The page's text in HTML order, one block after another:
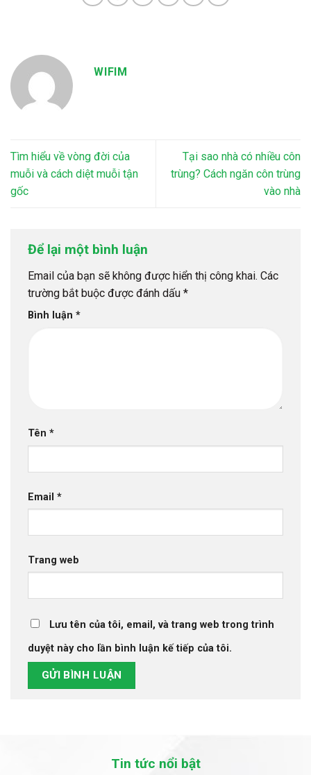
WIFIM
Tìm hiểu về vòng đời của
muỗi và cách diệt muỗi tận
gốc
Tại sao nhà có nhiều côn
trùng? Cách ngăn côn trùng
vào nhà
Để lại một bình luận
Email của bạn sẽ không được hiển thị công khai. Các
trường bắt buộc được đánh dấu *
Bình luận *
Tên *
Email *
Trang web
Lưu tên của tôi, email, và trang web trong trình
duyệt này cho lần bình luận kế tiếp của tôi.
Tin tức nổi bật